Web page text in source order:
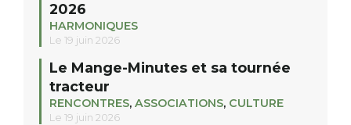
2026
HARMONIQUES
Le 19 juin 2026
Le Mange-Minutes et sa tournée
tracteur
RENCONTRES, ASSOCIATIONS, CULTURE
Le 19 juin 2026